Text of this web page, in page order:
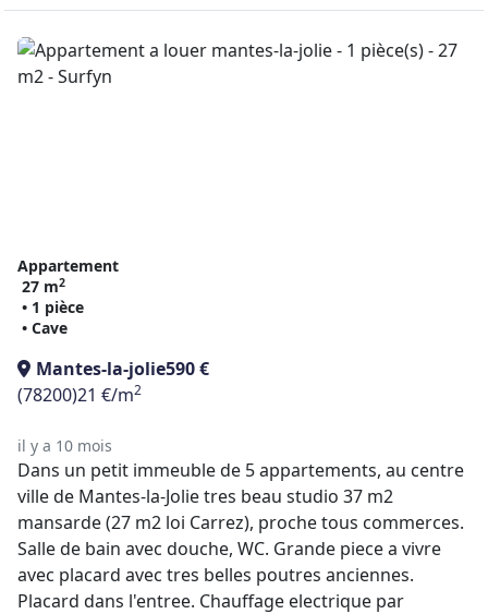
Appartement
27 m2
• 1 pièce
• Cave
Mantes-la-jolie590 €
(78200)21 €/m2
il y a 10 mois
Dans un petit immeuble de 5 appartements, au centre
ville de Mantes-la-Jolie tres beau studio 37 m2
mansarde (27 m2 loi Carrez), proche tous commerces.
Salle de bain avec douche, WC. Grande piece a vivre
avec placard avec tres belles poutres anciennes.
Placard dans l'entree. Chauffage electrique par